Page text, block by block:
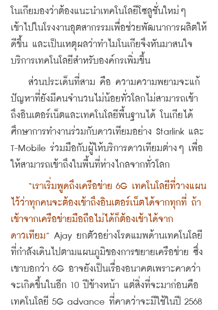
โนเกียมองว่าต้องแนะนำเทคโนโลยีโซลูชั่นใหม่ๆ
เข้าไปในโรงงานอุตสากรรมเพื่อช่วยพัฒนาการผลิตให้
ดีขึ้น และเป็นเหตุผลว่าทำไมโนเกียจึงหันมาสนใจ
บริการเทคโนโลยีสำหรับองค์กรเพิ่มขึ้น
ส่วนประเด็นที่สาม คือ ความความพยามจะแก้
ปัญหาที่ยังมีคนจำนวนไม่น้อยทั่วโลกไม่สามารถเข้า
ถึงอินเตอร์เน็ตและเทคโนโลยีพื้นฐานได้ โนเกียได้
ศึกษาการทำงานร่วมกับดาวเทียมอย่าง Starlink และ
T-Mobile ร่วมมือกับผู้ให้บริการดาวเทียมต่างๆ เพื่อ
ให้สามารถเข้าถึงในพื้นที่ห่างไกลจากทั่วโลก
“เราเริ่มพูดถึงเครือข่าย 6G เทคโนโลยีที่วางแผน
ไว้ว่าทุกคนจะต้องเข้าถึงอินเตอร์เน็ตได้จากทุกที่ ถ้า
เข้าจากเครือข่ายมือถือไม่ได้ก็ต้องเข้าได้จาก
ดาวเทียม” Ajay ยกตัวอย่างโรดแมพด้านเทคโนโลยี
ที่กำลังเดินไปตามแผนภูมิของการขยายเครือข่าย ซึ่ง
เขาบอกว่า 6G อาจยังเป็นเรื่องอนาคตเพราะคาดว่า
จะเกิดขึ้นในอีก 10 ปีข้างหน้า แต่สิ่งที่จะมาก่อนคือ
เทคโนโลยี 5G advance ที่คาดว่าจะมีใช้ในปี 2568